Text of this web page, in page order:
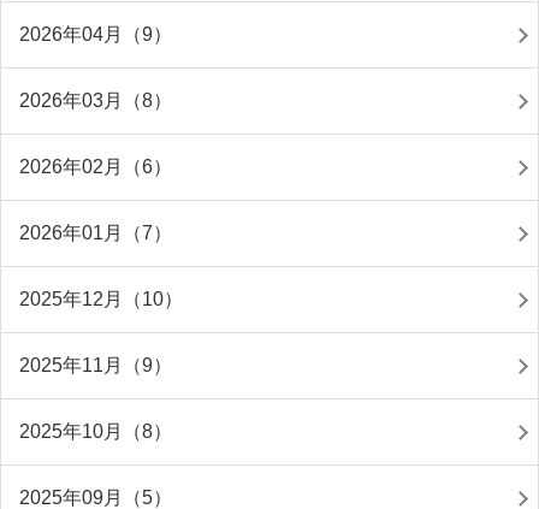
2026年04月（9）
2026年03月（8）
2026年02月（6）
2026年01月（7）
2025年12月（10）
2025年11月（9）
2025年10月（8）
2025年09月（5）